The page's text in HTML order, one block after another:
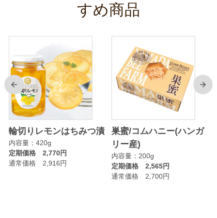
すめ商品
前
輪切りレモンはちみつ漬
内容量：420g
定期価格 2,770円
通常価格 2,916円
巣蜜/コムハニー(ハンガ
リー産)
内容量：200g
定期価格 2,565円
通常価格 2,700円
次